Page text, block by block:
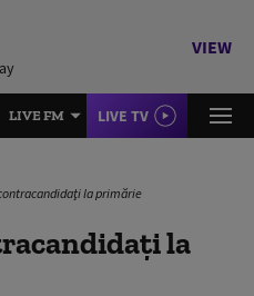
VIEW
LIVE FM LIVE TV
la primărie
la